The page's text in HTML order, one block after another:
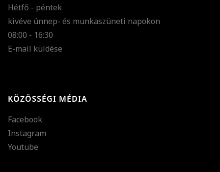
Hétfő - péntek
kivéve ünnep- és munkaszüneti napokon
08:00 - 16:30
E-mail küldése
KÖZÖSSÉGI MÉDIA
Facebook
Instagram
Youtube